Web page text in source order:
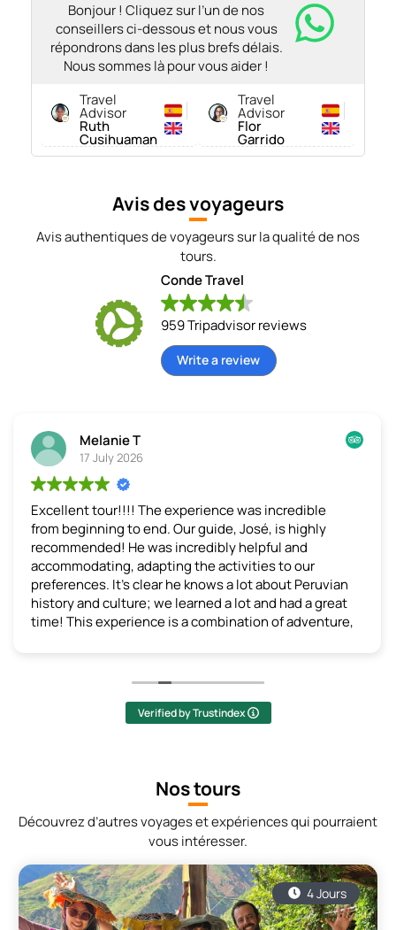
Bonjour ! Cliquez sur l’un de nos
conseillers ci-dessous et nous vous
répondrons dans les plus brefs délais.
Nous sommes là pour vous aider !
Travel
Advisor
Ruth
Cusihuaman
Travel
Advisor
Flor
Garrido
Avis des voyageurs
Avis authentiques de voyageurs sur la qualité de nos
tours.
Conde Travel
959 Tripadvisor reviews
Write a review
Melanie T
17 July 2026
Excellent tour!!!! The experience was incredible
from beginning to end. Our guide, José, is highly
recommended! He was incredibly helpful and
accommodating, adapting the activities to our
preferences. It's clear he knows a lot about Peruvian
history and culture; we learned a lot and had a great
time! This experience is a combination of adventure,
Verified by Trustindex
Nos tours
Découvrez d’autres voyages et expériences qui pourraient
vous intéresser.
4 Jours